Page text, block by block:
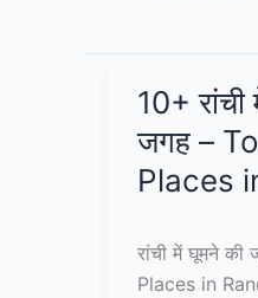
10+
जगह –
Places
रांची में घूमने
Places in